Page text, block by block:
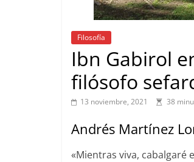
Filosofía
Ibn Gabirol
filósofo
13 noviembre, 2021 38
Andrés Martínez
«Mientras viva, cabalgaré